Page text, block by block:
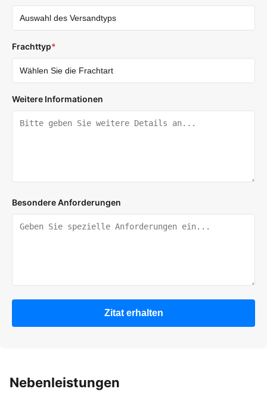
Frachttyp*
Weitere Informationen
Besondere Anforderungen
Zitat erhalten
Nebenleistungen